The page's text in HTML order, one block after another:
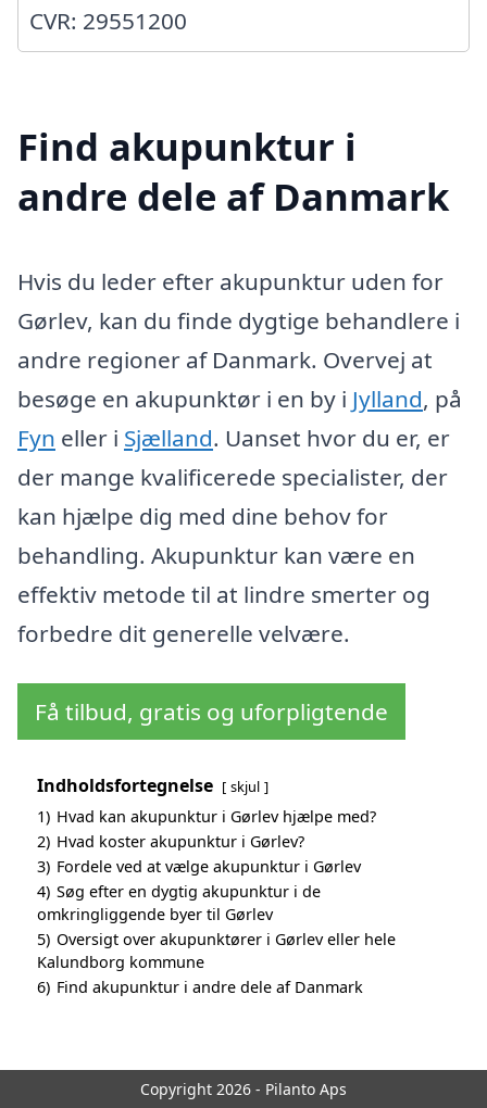
CVR: 29551200
Find akupunktur i
andre dele af Danmark
Hvis du leder efter akupunktur uden for
Gørlev, kan du finde dygtige behandlere i
andre regioner af Danmark. Overvej at
besøge en akupunktør i en by i Jylland, på
Fyn eller i Sjælland. Uanset hvor du er, er
der mange kvalificerede specialister, der
kan hjælpe dig med dine behov for
behandling. Akupunktur kan være en
effektiv metode til at lindre smerter og
forbedre dit generelle velvære.
Få tilbud, gratis og uforpligtende
Indholdsfortegnelse skjul
1) Hvad kan akupunktur i Gørlev hjælpe med?
2) Hvad koster akupunktur i Gørlev?
3) Fordele ved at vælge akupunktur i Gørlev
4) Søg efter en dygtig akupunktur i de
omkringliggende byer til Gørlev
5) Oversigt over akupunktører i Gørlev eller hele
Kalundborg kommune
6) Find akupunktur i andre dele af Danmark
Copyright 2026 - Pilanto Aps